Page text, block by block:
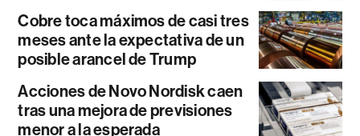
Cobre toca máximos de casi tres
meses ante la expectativa de un
posible arancel de Trump
Acciones de Novo Nordisk caen
tras una mejora de previsiones
menor a la esperada